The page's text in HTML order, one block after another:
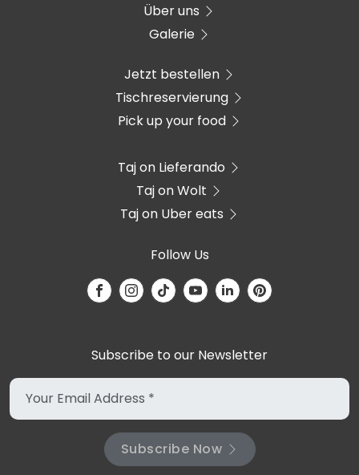
Über uns
Galerie
Jetzt bestellen
Tischreservierung
Pick up your food
Taj on Lieferando
Taj on Wolt
Taj on Uber eats
Follow Us
Subscribe to our Newsletter
Subscribe Now